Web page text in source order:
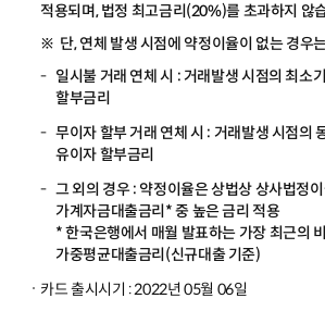
적용되며, 법정 최고금리(20%)를 초과하지 않
단, 연체 발생 시점에 약정이율이 없는 경우
일시불 거래 연체 시 : 거래발생 시점의 최소
할부금리
무이자 할부 거래 연체 시 : 거래발생 시점의
유이자 할부금리
그 외의 경우 : 약정이율은 상법상 상사법정
가계자금대출금리* 중 높은 금리 적용
* 한국은행에서 매월 발표하는 가장 최근의
가중평균대출금리(신규대출 기준)
카드 출시시기 : 2022년 05월 06일